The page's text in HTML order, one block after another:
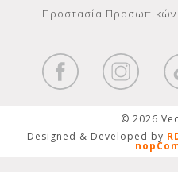
Προστασία
© 2026
Designed & Developed by